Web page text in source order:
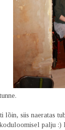
siis naeratas
palju :)